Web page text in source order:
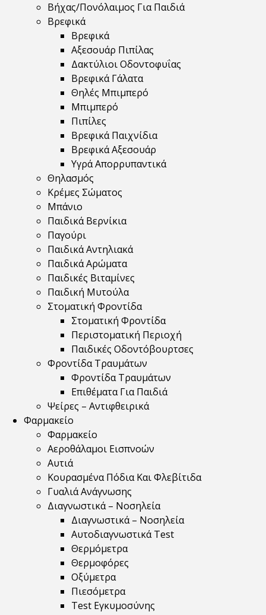
Βήχας/Πονόλαιμος Για Παιδιά
Βρεφικά
Βρεφικά
Αξεσουάρ Πιπίλας
Δακτύλιοι Οδοντοφυΐας
Βρεφικά Γάλατα
Θηλές Μπιμπερό
Μπιμπερό
Πιπίλες
Βρεφικά Παιχνίδια
Βρεφικά Αξεσουάρ
Υγρά Απορρυπαντικά
Θηλασμός
Κρέμες Σώματος
Μπάνιο
Παιδικά Βερνίκια
Παγούρι
Παιδικά Αντηλιακά
Παιδικά Αρώματα
Παιδικές Βιταμίνες
Παιδική Μυτούλα
Στοματική Φροντίδα
Στοματική Φροντίδα
Περιστοματική Περιοχή
Παιδικές Οδοντόβουρτσες
Φροντίδα Τραυμάτων
Φροντίδα Τραυμάτων
Επιθέματα Για Παιδιά
Ψείρες – Αντιφθειρικά
Φαρμακείο
Φαρμακείο
Αεροθάλαμοι Εισπνοών
Αυτιά
Κουρασμένα Πόδια Και Φλεβίτιδα
Γυαλιά Ανάγνωσης
Διαγνωστικά – Νοσηλεία
Διαγνωστικά – Νοσηλεία
Αυτοδιαγνωστικά Test
Θερμόμετρα
Θερμοφόρες
Οξύμετρα
Πιεσόμετρα
Test Εγκυμοσύνης